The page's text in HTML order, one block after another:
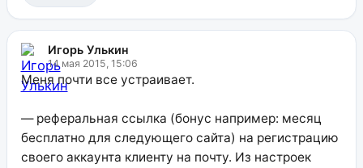
Игорь Улькин
14 мая 2015, 15:06
Меня почти все устраивает.
— реферальная ссылка (бонус например: месяц
бесплатно для следующего сайта) на регистрацию
своего аккаунта клиенту на почту. Из настроек